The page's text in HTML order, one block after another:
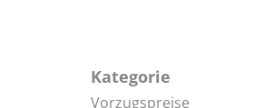
Kategorie
Vorzugspreise